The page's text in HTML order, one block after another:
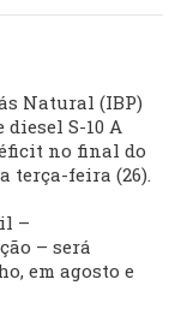
Natural (IBP)
S-10 A
no final do
terça-feira (26).
–
– será
em agosto e